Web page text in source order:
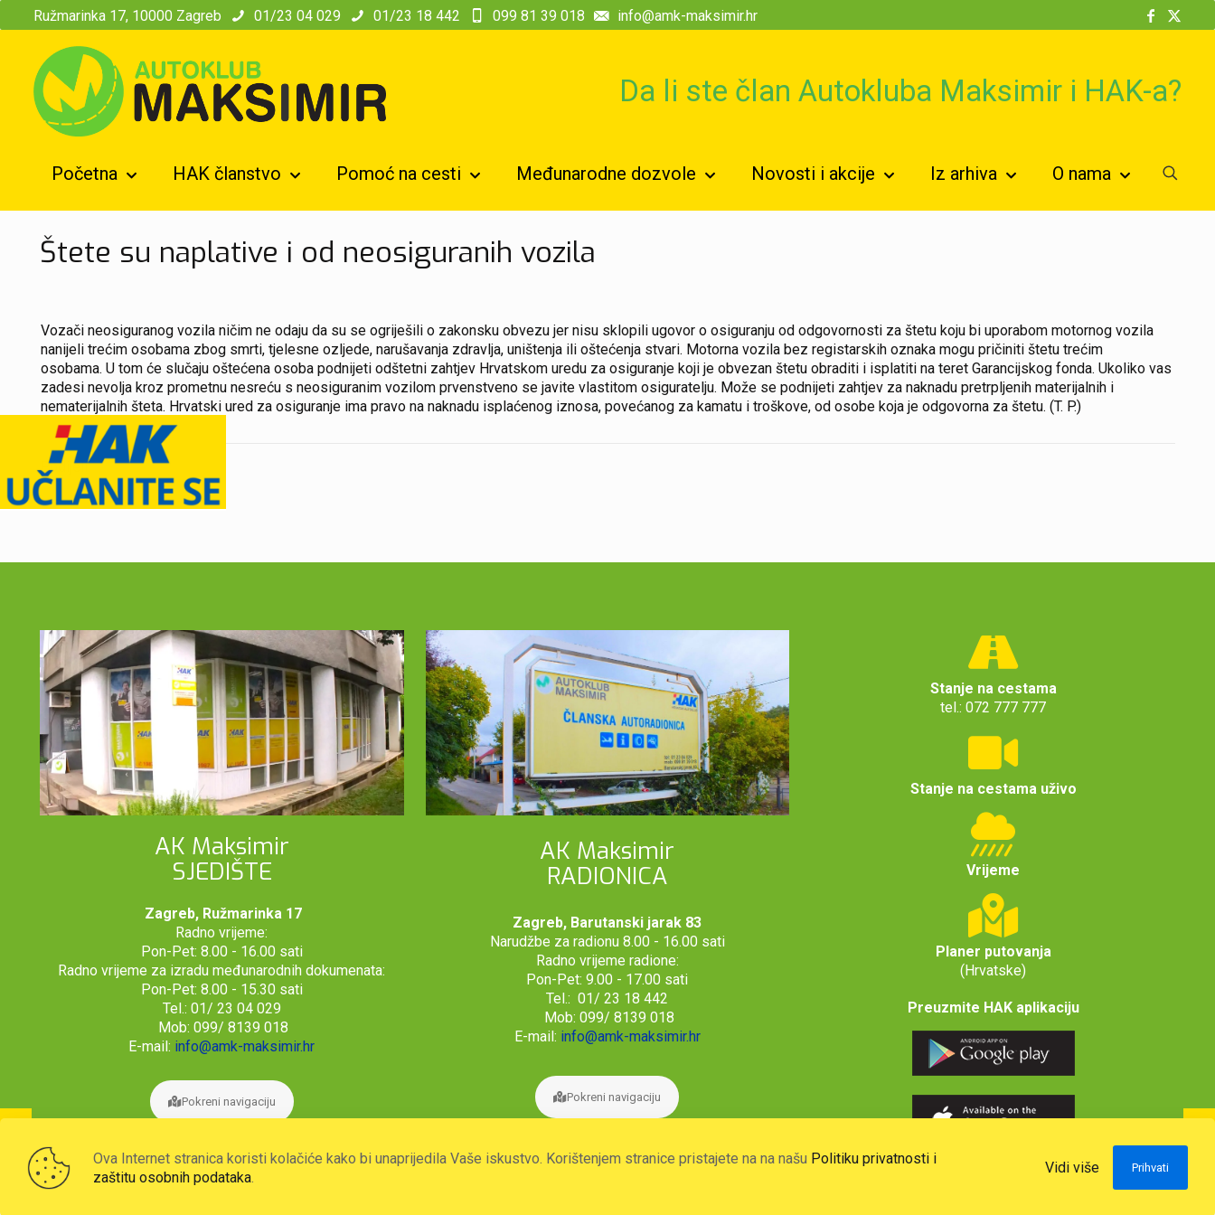
Ružmarinka 17, 10000 Zagreb 01/23 04 029 01/23 18 442 099 81 39 018 info@amk-maksimir.hr
Da li ste član Autokluba Maksimir i HAK-a?
Početna HAK članstvo Pomoć na cesti Međunarodne dozvole Novosti i akcije Iz arhiva O nama
Štete su naplative i od neosiguranih vozila
Vozači neosiguranog vozila ničim ne odaju da su se ogriješili o zakonsku obvezu jer nisu sklopili ugovor o osiguranju od odgovornosti za štetu koju bi uporabom motornog vozila
nanijeli trećim osobama zbog smrti, tjelesne ozljede, narušavanja zdravlja, uništenja ili oštećenja stvari. Motorna vozila bez registarskih oznaka mogu pričiniti štetu trećim
osobama. U tom će slučaju oštećena osoba podnijeti odštetni zahtjev Hrvatskom uredu za osiguranje koji je obvezan štetu obraditi i isplatiti na teret Garancijskog fonda. Ukoliko vas
zadesi nevolja kroz prometnu nesreću s neosiguranim vozilom prvenstveno se javite vlastitom osiguratelju. Može se podnijeti zahtjev za naknadu pretrpljenih materijalnih i
nematerijalnih šteta. Hrvatski ured za osiguranje ima pravo na naknadu isplaćenog iznosa, povećanog za kamatu i troškove, od osobe koja je odgovorna za štetu. (T. P.)
Podijeli
AK Maksimir
SJEDIŠTE
Zagreb, Ružmarinka 17
Radno vrijeme:
Pon-Pet: 8.00 - 16.00 sati
Radno vrijeme za izradu međunarodnih dokumenata:
Pon-Pet: 8.00 - 15.30 sati
Tel.: 01/ 23 04 029
Mob: 099/ 8139 018
E-mail: info@amk-maksimir.hr
Pokreni navigaciju
AK Maksimir
RADIONICA
Zagreb, Barutanski jarak 83
Narudžbe za radionu 8.00 - 16.00 sati
Radno vrijeme radione:
Pon-Pet: 9.00 - 17.00 sati
Tel.: 01/ 23 18 442
Mob: 099/ 8139 018
E-mail: info@amk-maksimir.hr
Pokreni navigaciju
Stanje na cestama
tel.: 072 777 777
Stanje na cestama uživo
Vrijeme
Planer putovanja
(Hrvatske)
Preuzmite HAK aplikaciju
2026. © Autoklub Maksimir
Ova Internet stranica koristi kolačiće kako bi unaprijedila Vaše iskustvo. Korištenjem stranice pristajete na na našu Politiku privatnosti i
zaštitu osobnih podataka
Vidi više Prihvati
modal-check